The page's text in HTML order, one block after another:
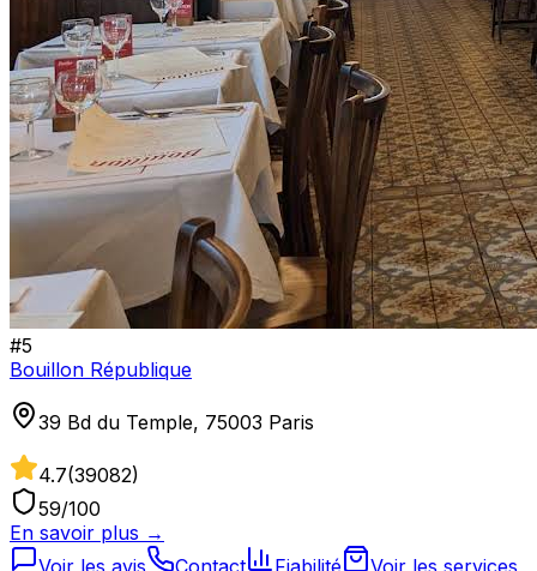
#5
Bouillon République
39 Bd du Temple, 75003 Paris
4.7(39082)
59/100
En savoir plus →
Voir les avis
Contact Fiabilité Voir les services